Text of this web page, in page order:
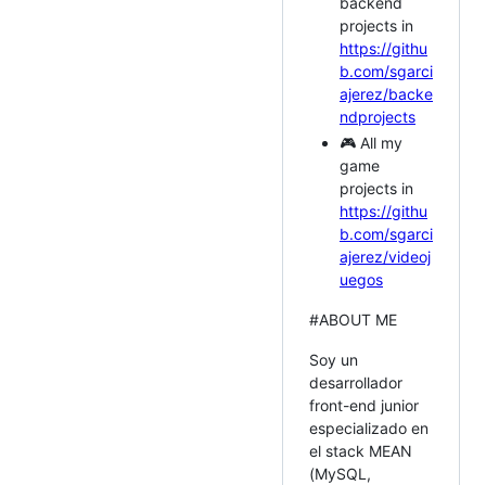
projects in
https://githu
b.com/sgarci
ajerez/backe
ndprojects
🎮 All my
game
projects in
https://githu
b.com/sgarci
ajerez/videoj
uegos
#ABOUT ME
Soy un
desarrollador
front-end junior
especializado en
el stack MEAN
(MySQL,